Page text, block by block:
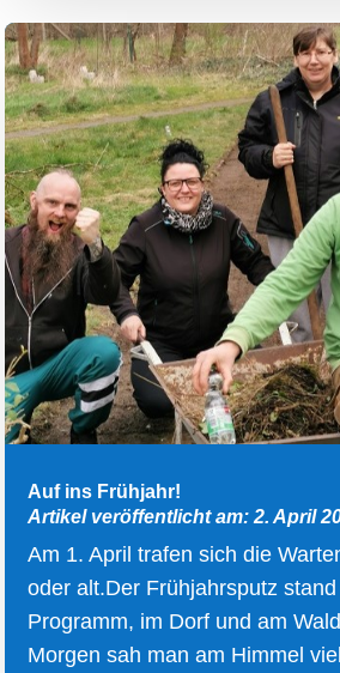
Auf ins Frühjahr!
Artikel veröffentlicht am: 2. April
Am 1. April trafen sich die
oder alt.Der Frühjahrsputz
Programm, im Dorf und am
Morgen sah man am Himmel